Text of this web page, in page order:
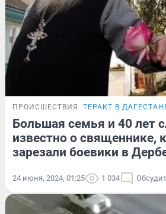
ПРОИСШЕСТВИЯ ТЕРАКТ В
Большая семья и 40 лет
известно о священнике,
зарезали боевики в
24 июня, 2024, 01:25 1 034